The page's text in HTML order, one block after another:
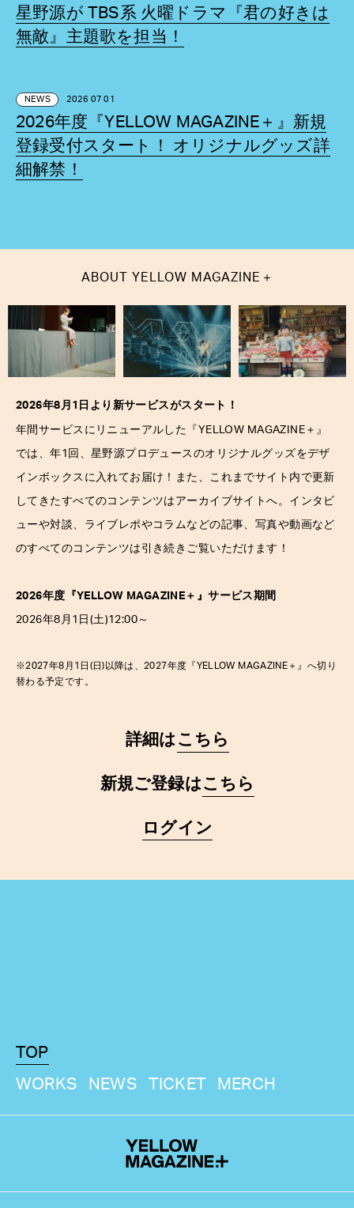
星野源が TBS系 火曜ドラマ『君の好きは
無敵』主題歌を担当！
NEWS 2026 07 01
2026年度『YELLOW MAGAZINE＋』新規
登録受付スタート！ オリジナルグッズ詳
細解禁！
ABOUT YELLOW MAGAZINE ＋
2026年8月1日より新サービスがスタート！
年間サービスにリニューアルした『YELLOW MAGAZINE ＋ 』
では、年1回、星野源プロデュースのオリジナルグッズをデザ
インボックスに入れてお届け！また、これまでサイト内で更新
してきたすべてのコンテンツはアーカイブサイトへ。インタビ
ューや対談、ライブレポやコラムなどの記事、写真や動画など
のすべてのコンテンツは引き続きご覧いただけます！
2026年度『YELLOW MAGAZINE ＋ 』サービス期間
2026年8月1日(土)12:00～
※2027年8月1日(日)以降は、2027年度『YELLOW MAGAZINE ＋ 』へ切り
替わる予定です。
詳細は こちら
新規ご登録はこちら
ログイン
TOP
WORKS
NEWS TICKET MERCH